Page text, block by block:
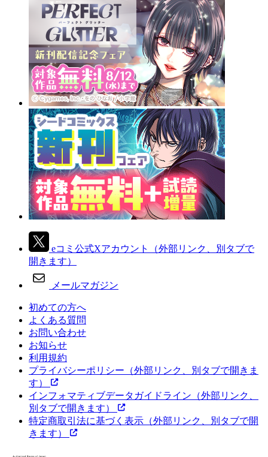
eコミ公式Xアカウント
（外部リンク、別タブで
開きます）
メールマガジン
初めての方へ
よくある質問
お問い合わせ
お知らせ
利用規約
プライバシーポリシー （外部リンク、別タブで開きま
す）
インフォマティブデータガイドライン （外部リンク、
別タブで開きます）
特定商取引法に基づく表示 （外部リンク、別タブで開
きます）